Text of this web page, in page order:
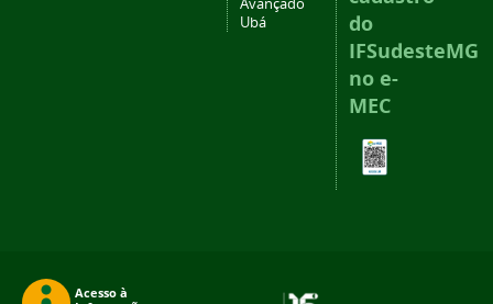
Avançado
Ubá
do
IFSudesteMG
no e-
MEC